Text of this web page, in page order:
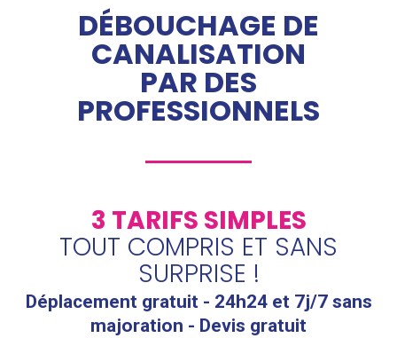
DÉBOUCHAGE DE
CANALISATION
PAR DES
PROFESSIONNELS
3 TARIFS SIMPLES
TOUT COMPRIS ET SANS
SURPRISE !
Déplacement gratuit - 24h24 et 7j/7 sans
majoration - Devis gratuit